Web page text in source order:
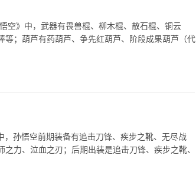
空》中，武器有畏兽棍、柳木棍、散石棍、铜云
；葫芦有药葫芦、争先红葫芦、阶段成果葫芦（代
孙悟空前期装备有追击刀锋、疾步之靴、无尽战
力、泣血之刃；后期出装是追击刀锋、疾步之靴、